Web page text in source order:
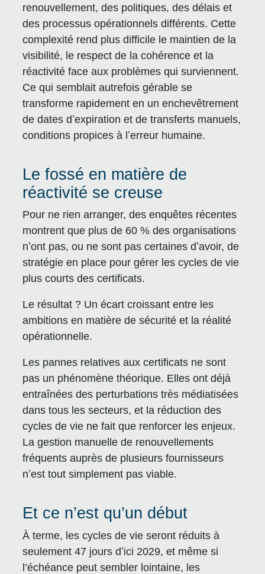
renouvellement, des politiques, des délais et
des processus opérationnels différents. Cette
complexité rend plus difficile le maintien de la
visibilité, le respect de la cohérence et la
réactivité face aux problèmes qui surviennent.
Ce qui semblait autrefois gérable se
transforme rapidement en un enchevêtrement
de dates dʼexpiration et de transferts manuels,
conditions propices à lʼerreur humaine.
Le fossé en matière de
réactivité se creuse
Pour ne rien arranger, des enquêtes récentes
montrent que plus de 60 % des organisations
nʼont pas, ou ne sont pas certaines dʼavoir, de
stratégie en place pour gérer les cycles de vie
plus courts des certificats.
Le résultat ? Un écart croissant entre les
ambitions en matière de sécurité et la réalité
opérationnelle.
Les pannes relatives aux certificats ne sont
pas un phénomène théorique. Elles ont déjà
entraînées des perturbations très médiatisées
dans tous les secteurs, et la réduction des
cycles de vie ne fait que renforcer les enjeux.
La gestion manuelle de renouvellements
fréquents auprès de plusieurs fournisseurs
nʼest tout simplement pas viable.
Et ce n’est qu’un début
À terme, les cycles de vie seront réduits à
seulement 47 jours dʼici 2029, et même si
l’échéance peut sembler lointaine, les